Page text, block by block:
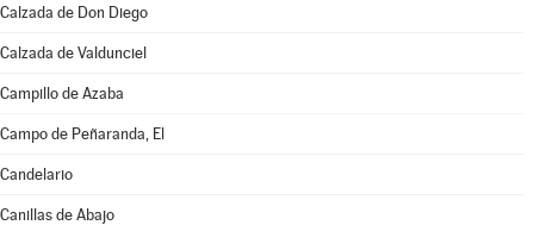
Calzada de Don Diego
Calzada de Valdunciel
Campillo de Azaba
Campo de Peñaranda, El
Candelario
Canillas de Abajo